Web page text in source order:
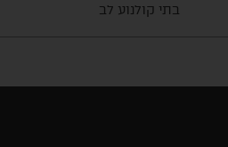
בתי קולנוע לב